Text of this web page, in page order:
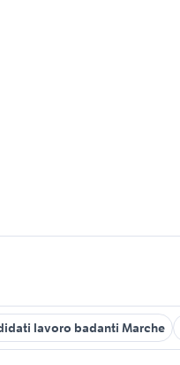
lavoro badanti Marche